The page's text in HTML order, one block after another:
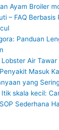
Ayam Broiler
– FAQ
Panduan
Air
Masuk
yang
skala kecil:
Sederhana